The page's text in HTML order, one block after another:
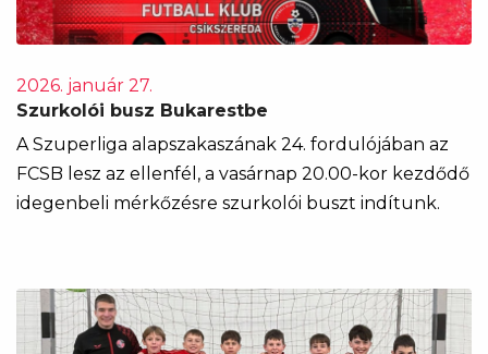
2026. január 27.
Szurkolói busz Bukarestbe
A Szuperliga alapszakaszának 24. fordulójában az
FCSB lesz az ellenfél, a vasárnap 20.00-kor kezdődő
idegenbeli mérkőzésre szurkolói buszt indítunk.